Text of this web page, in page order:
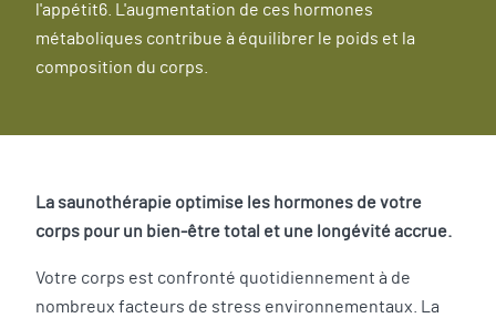
l'appétit6. L'augmentation de ces hormones
métaboliques contribue à équilibrer le poids et la
composition du corps.
La saunothérapie optimise les hormones de votre
corps pour un bien-être total et une longévité accrue.
Votre corps est confronté quotidiennement à de
nombreux facteurs de stress environnementaux. La